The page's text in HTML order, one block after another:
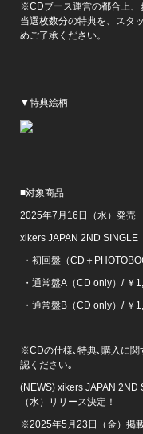
※CDブース運営の都合上、
当選枚数分の特典を、スタ
めご了承ください。
▼特典絵柄
■対象商品
2025年7月16日（水）発売
xikers JAPAN 2ND SINGLE
・初回盤（CD＋
・通常盤A（CD only）/ ￥
・通常盤B（CD only）/ ￥
※CDの仕様､特典､購入に関
認ください｡
(NEWS) xikers JAPAN 2ND
（水）リリース決定！
※2025年5月23日（金）掲